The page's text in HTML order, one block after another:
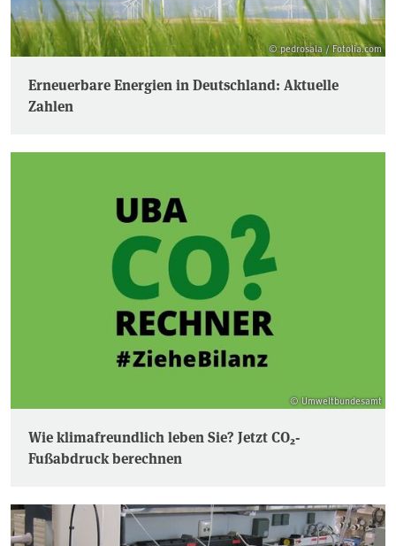
© pedrosala / Fotolia.com
Erneuerbare Energien in Deutschland: Aktuelle
Zahlen
© Umweltbundesamt
Wie klimafreundlich leben Sie? Jetzt CO₂-
Fußabdruck berechnen